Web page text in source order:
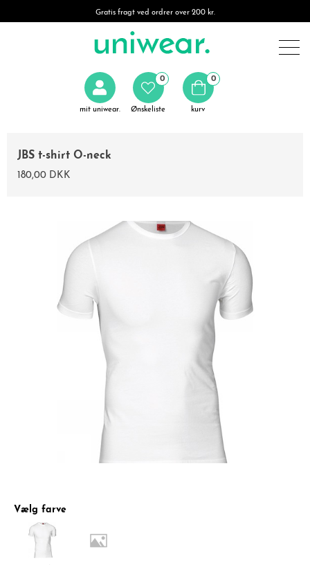
Gratis fragt ved ordrer over 200 kr.
mit uniwear. Ønskeliste
0 0
kurv
JBS t-shirt O-neck
180,00 DKK
Vælg farve